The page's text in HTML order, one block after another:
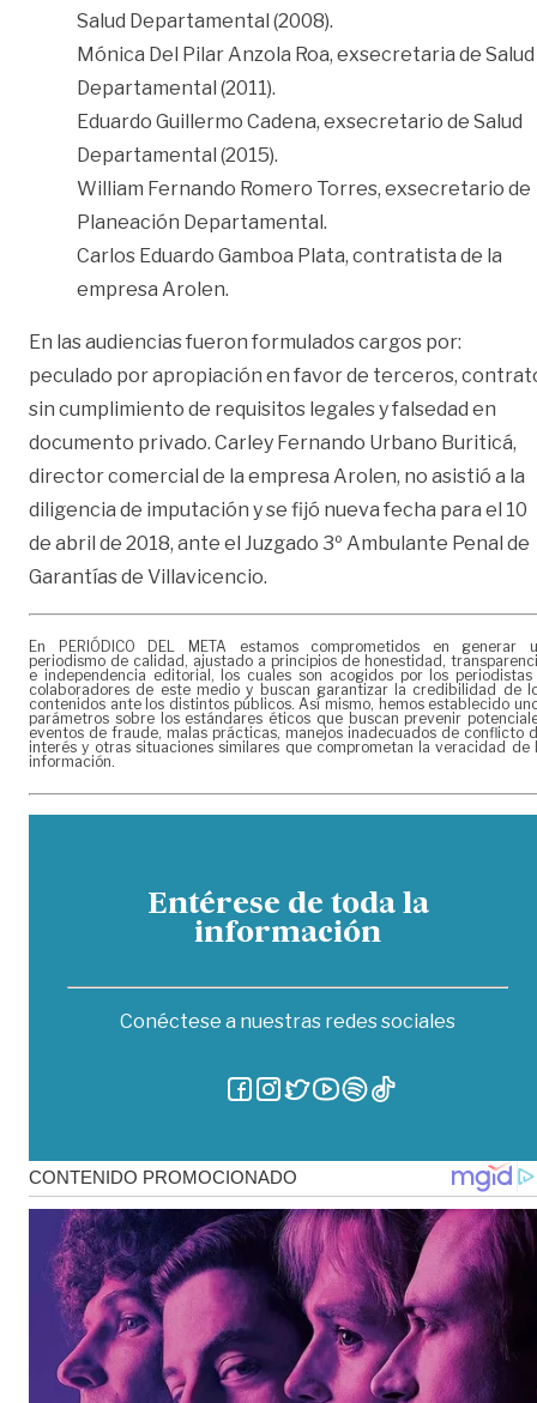
Salud Departamental (2008).
Mónica Del Pilar Anzola Roa, exsecretaria de Salud
Departamental (2011).
Eduardo Guillermo Cadena, exsecretario de Salud
Departamental (2015).
William Fernando Romero Torres, exsecretario de
Planeación Departamental.
Carlos Eduardo Gamboa Plata, contratista de la
empresa Arolen.
En las audiencias fueron formulados cargos por:
peculado por apropiación en favor de terceros,
sin cumplimiento de requisitos legales y falsedad en
documento privado. Carley Fernando Urbano Buriticá,
director comercial de la empresa Arolen, no asistió a la
diligencia de imputación y se fijó nueva fecha para el 10
de abril de 2018, ante el Juzgado 3º Ambulante Penal de
Garantías de Villavicencio.
En PERIÓDICO DEL META estamos comprometidos en generar
periodismo de calidad, ajustado a principios de honestidad,
e independencia editorial, los cuales son acogidos por los periodistas
colaboradores de este medio y buscan garantizar la credibilidad de
contenidos ante los distintos públicos. Así mismo, hemos establecido
parámetros sobre los estándares éticos que buscan prevenir
eventos de fraude, malas prácticas, manejos inadecuados de conflicto
interés y otras situaciones similares que comprometan la veracidad de
información.
Entérese de toda la
información
Conéctese a nuestras redes sociales